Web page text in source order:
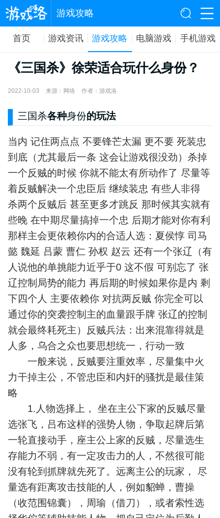
游戏攻略
首页 游戏资讯 游戏攻略 电脑游戏 手机游戏
《三国杀》徐荣适合玩什么身份？
2022-10-03 来源：网络 作者：游戏洛
三国杀各种身份的玩法
当内 记住两点点 不要锋芒太漏 更不要 死装忠
到底（尤其最后一条 这会让游戏很没劲）杀掉
一个反贼的时候 你就不能太有所动作了 尽量等
着反贼解决一个忠臣后 继续装忠 有些人非得
杀两个反贼后 甚至更多才跳反 那时候其实就有
些晚 在中期尽量搞掉一个忠 后期才能对你有利
那样主会更依赖你内的合适人选：夏侯惇 司马
懿 魏延 吕蒙 曹仁 孙权 赵云 还有一个张辽（有
人说他的单挑能力近乎于0 这不假 可别忘了 张
辽控制局势的能力 再后期的时候如果你是内 剩
下四个人 主要依赖你 对抗两反贼 你完全可以
通过你的突袭控制主的血量跟手牌 张辽的控制
就会最终耗死主）反贼兵法：出来混靠得就是
人多，乌合之众也要思想统一，行动一致
一般来说，反贼要注重效率，尽量集中火
力干掉主公，不管忠臣和内奸的骚扰是最佳策
略
1.人物选择上， 坐在主公下家的反贼尽量
选张飞，吕布这样的强势人物，争取起牌后第
一轮直接动手，座主公上家的反贼，尽量选生
存能力不弱，有一定攻击力的人，不然很可能
没有轮到抓牌就先死了。远离主公的玩家， 尽
量选有距离攻击技能的人，例如貂蝉，曹操
（收范围锦囊），周瑜（借刀），或者索性选